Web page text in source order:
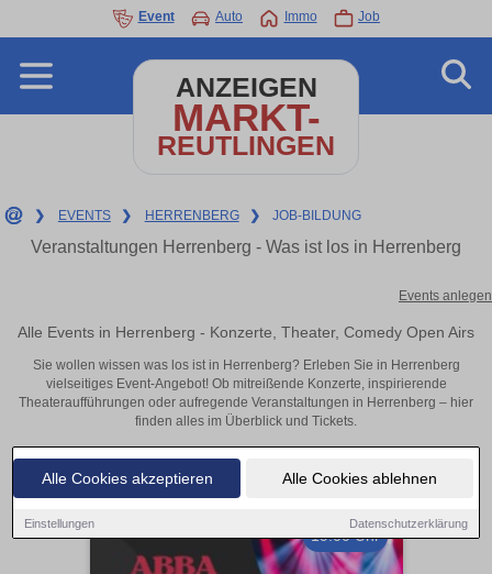
Alle Cookies akzeptieren Alle Cookies ablehnen
Einstellungen Datenschutzerklärung
Event Auto Immo Job
ANZEIGEN
MARKT-
REUTLINGEN
❯ EVENTS ❯ HERRENBERG ❯ JOB-BILDUNG
Veranstaltungen Herrenberg - Was ist los in Herrenberg
Events anlegen
Alle Events in Herrenberg - Konzerte, Theater, Comedy Open Airs
Sie wollen wissen was los ist in Herrenberg? Erleben Sie in Herrenberg
vielseitiges Event-Angebot! Ob mitreißende Konzerte, inspirierende
Theateraufführungen oder aufregende Veranstaltungen in Herrenberg – hier
finden alles im Überblick und Tickets.
19:00 Uhr